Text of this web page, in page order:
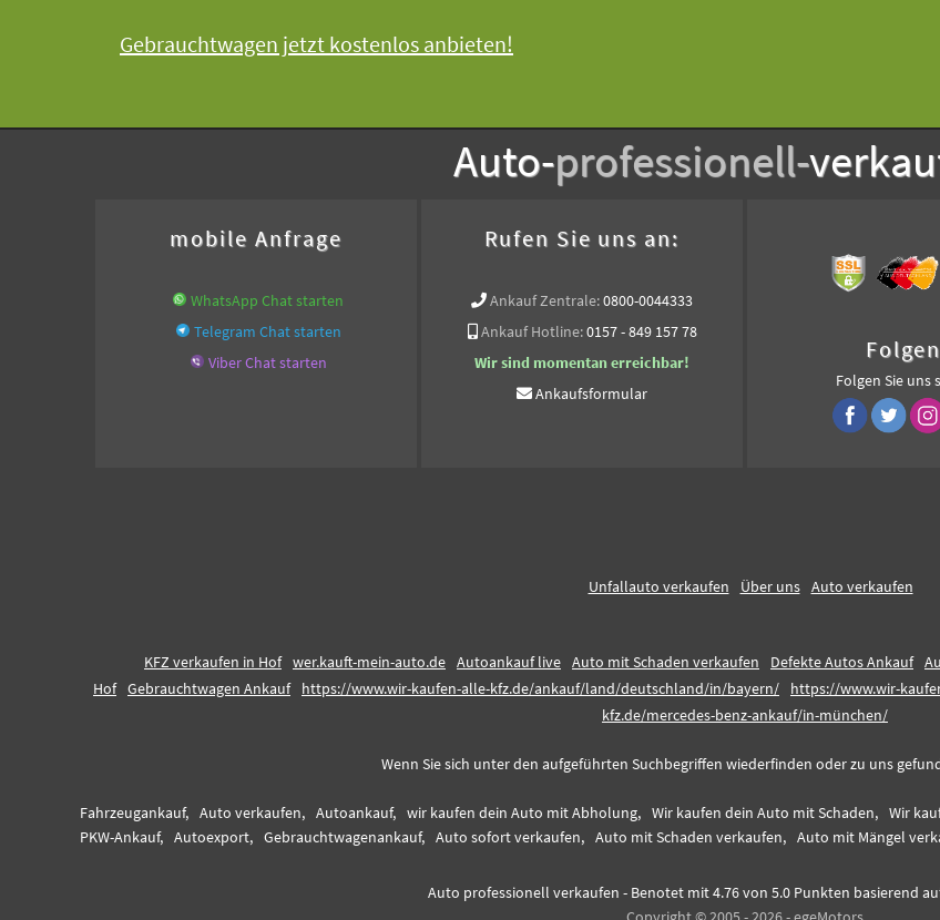
Gebrauchtwagen jetzt kostenlos anbieten!
Auto-professionell-
mobile Anfrage
WhatsApp Chat starten
Telegram Chat starten
Viber Chat starten
Rufen Sie uns an:
Ankauf Zentrale:0800-0044333
Ankauf Hotline:0157 - 849 157 78
Wir sind momentan erreichbar!
Ankaufsformular
Folgen Sie uns
Unfallauto verkaufen Über uns Auto verkaufen
KFZ verkaufen in Hof wer.kauft-mein-auto.de Autoankauf live Auto mit Schaden verkaufen Defekte Autos Ankauf
Hof Gebrauchtwagen Ankauf https://www.wir-kaufen-alle-kfz.de/ankauf/land/deutschland/in/bayern/ https://www.wir-
kfz.de/mercedes-benz-ankauf/in-münchen/
Wenn Sie sich unter den aufgeführten Suchbegriffen wiederfinden oder zu uns
Fahrzeugankauf, Auto verkaufen, Autoankauf, wir kaufen dein Auto mit Abholung, Wir kaufen dein Auto mit Schaden, Wir
PKW-Ankauf, Autoexport, Gebrauchtwagenankauf, Auto sofort verkaufen, Auto mit Schaden verkaufen, Auto mit Mängel
Auto professionell verkaufen - Benotet mit4.76von 5.0 Punkten basierend